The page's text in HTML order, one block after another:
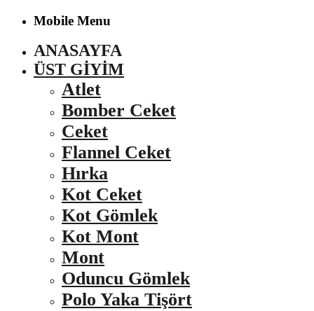
Mobile Menu
ANASAYFA
ÜST GIYIM
Atlet
Bomber Ceket
Ceket
Flannel Ceket
Hırka
Kot Ceket
Kot Gömlek
Kot Mont
Mont
Oduncu Gömlek
Polo Yaka Tişört